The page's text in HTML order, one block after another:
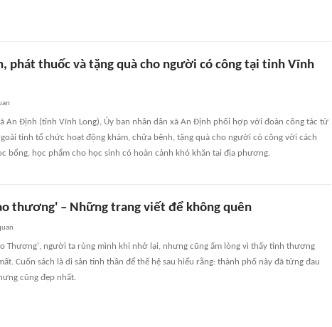
phát thuốc và tặng quà cho người có công tại tỉnh Vĩnh
An Định (tỉnh Vĩnh Long), Ủy ban nhân dân xã An Định phối hợp với đoàn công tác từ
tỉnh tổ chức hoạt động khám, chữa bệnh, tặng quà cho người có công với cách
bổng, học phẩm cho học sinh có hoàn cảnh khó khăn tại địa phương.
thương' – Những trang viết để không quên
Thương', người ta rùng mình khi nhớ lại, nhưng cũng ấm lòng vì thấy tình thương
Cuốn sách là di sản tinh thần để thế hệ sau hiểu rằng: thành phố này đã từng đau
cũng đẹp nhất.